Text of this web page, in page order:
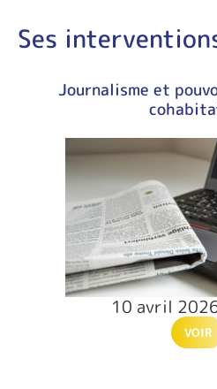
Ses
Journalisme et
10 avril
VOIR